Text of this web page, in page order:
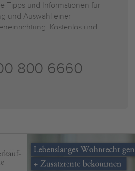
Tipps und Informationen für
und Auswahl einer
Kostenlos und
800 6660